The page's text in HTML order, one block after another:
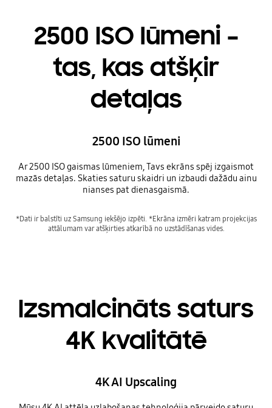
2500 ISO lūmeni –
tas, kas atšķir
detaļas
2500 ISO lūmeni
Ar 2500 ISO gaismas lūmeniem, Tavs ekrāns spēj izgaismot
mazās detaļas. Skaties saturu skaidri un izbaudi dažādu ainu
nianses pat dienasgaismā.
*Dati ir balstīti uz Samsung iekšējo izpēti. *Ekrāna izmēri katram projekcijas
attālumam var atšķirties atkarībā no uzstādīšanas vides.
Izsmalcināts saturs
4K kvalitātē
4K AI Upscaling